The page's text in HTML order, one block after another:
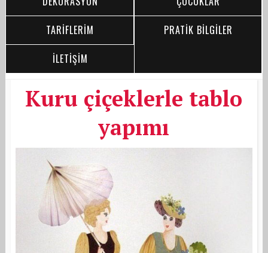
TARİFLERİM
PRATİK BİLGİLER
İLETİŞİM
Kuru çiçeklerle tablo
yapımı